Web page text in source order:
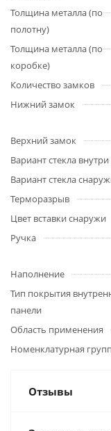
Толщина металла (по
полотну)
Толщина металла (по
коробке)
Количество замков
Нижний замок
Верхний замок
Вариант стекла внутри
Вариант стекла
Терморазрыв
Цвет вставки снаружи
Ручка
Наполнение
Тип покрытия
панели
Область применения
Номенклатурная
Отзывы